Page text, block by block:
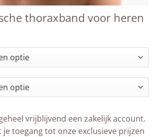
thoraxband voor heren
vrijblijvend een zakelijk account.
je toegang tot onze exclusieve prijzen